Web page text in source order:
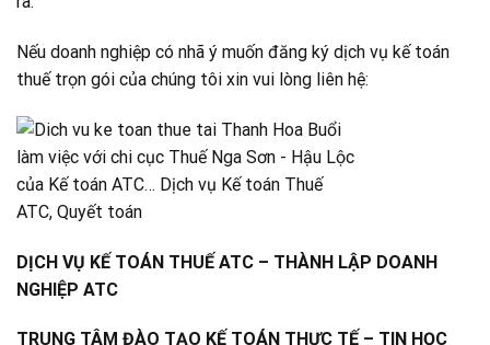
Nếu doanh nghiệp có nhã ý muốn đăng ký dịch vụ kế toán
thuế trọn gói của chúng tôi xin vui lòng liên hệ:
DỊCH VỤ KẾ TOÁN THUẾ ATC – THÀNH LẬP DOANH
NGHIỆP ATC
TRUNG TÂM ĐÀO TẠO KẾ TOÁN THỰC TẾ – TIN HỌC